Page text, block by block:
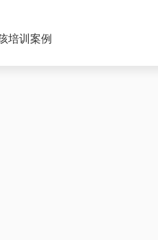
培训案例